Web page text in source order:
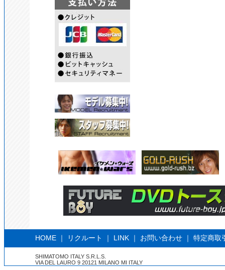
HOME ｜ リクルート ｜ LINK ｜ お問い合わせ ｜ 特定商取
SHIMATOMO ITALY S.R.L.S.
VIA DEL LAURO 9 20121 MILANO MI ITALY